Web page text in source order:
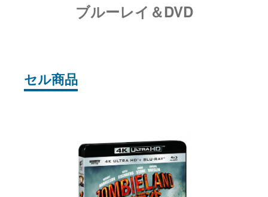
ブルーレイ＆DVD
セル商品